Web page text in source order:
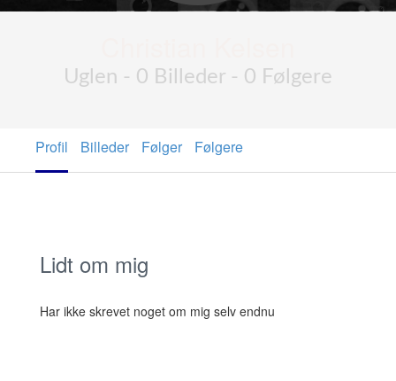
Uglen - 0 Billeder - 0 Følgere
Profil Billeder Følger Følgere
Lidt om mig
Har ikke skrevet noget om mig selv endnu